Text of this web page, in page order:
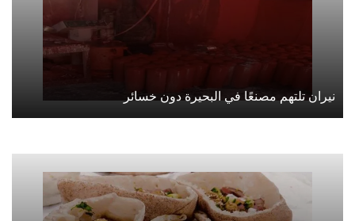
نيران تلتهم مصنعًا في البحيرة دون خسائر